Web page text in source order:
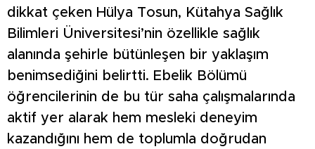
dikkat çeken Hülya Tosun, Kütahya Sağlık
Bilimleri Üniversitesi’nin özellikle sağlık
alanında şehirle bütünleşen bir yaklaşım
benimsediğini belirtti. Ebelik Bölümü
öğrencilerinin de bu tür saha çalışmalarında
aktif yer alarak hem mesleki deneyim
kazandığını hem de toplumla doğrudan